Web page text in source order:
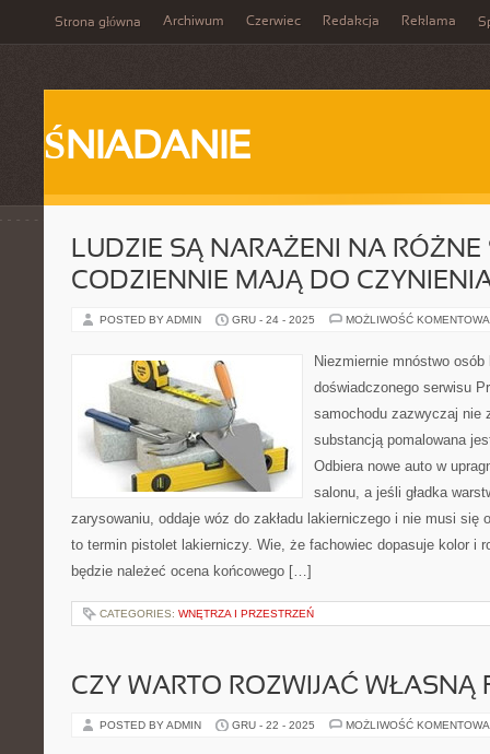
Strona główna Archiwum Czerwiec Redakcja Reklama
ŚNIADANIE
LUDZIE SĄ NARAŻENI NA RÓŻNE
CODZIENNIE MAJĄ DO
POSTED BY ADMIN GRU - 24 - 2025 MOŻLIWOŚĆ
Niezmiernie mnóstwo
doświadczonego serwisu
samochodu zazwyczaj nie
substancją pomalowana
Odbiera nowe auto w
salonu, a jeśli gładka
zarysowaniu, oddaje wóz do zakładu lakierniczego i nie musi się
to termin pistolet lakierniczy. Wie, że fachowiec dopasuje kolor i
będzie należeć ocena końcowego […]
CATEGORIES: WNĘTRZA I PRZESTRZEŃ
CZY WARTO ROZWIJAĆ WŁASNĄ
POSTED BY ADMIN GRU - 22 - 2025 MOŻLIWOŚĆ